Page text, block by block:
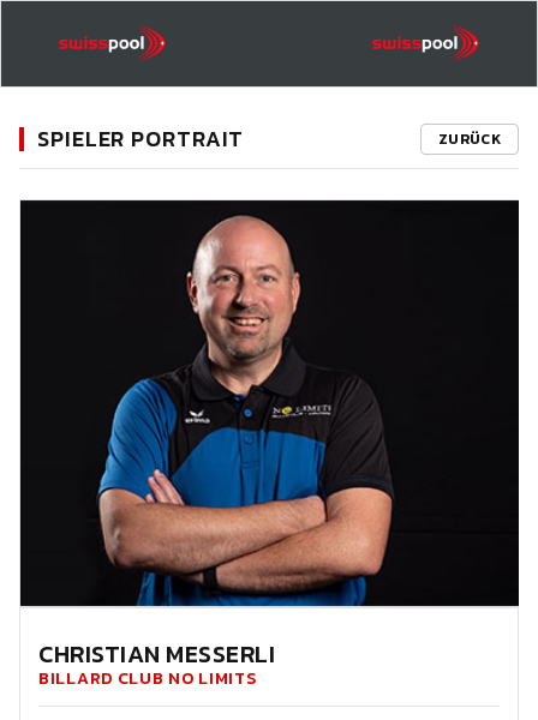
SPIELER PORTRAIT ZURÜCK
CHRISTIAN MESSERLI
BILLARD CLUB NO LIMITS